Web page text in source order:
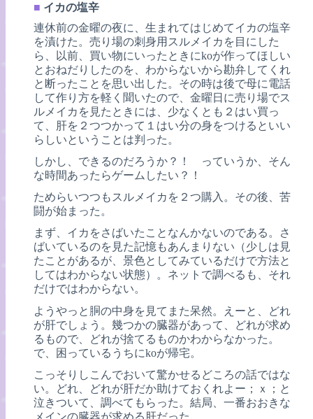
■ イカの塩辛
連休前の金曜の夜に、生まれてはじめてイカの塩辛
を漬けた。売り場の刺身用スルメイカを目にした
ら、以前、買い物にいったときにkoが作ってほしい
とおねだりしたのを、わからないから勘弁してくれ
と断ったことを思い出した。その時は後で母に電話
して作り方を軽く聞いたので、金曜日に売り場でス
ルメイカを見たときには、少なくとも２はい買っ
て、肝を２つつかって１はい分の身をつけるといい
らしいということは判った。
しかし、できるのだろうか？！ っていうか、そん
な時間あったらゲームしたい？！
ためらいつつもスルメイカを２つ購入。その後、苦
闘が始まった。
まず、イカをさばいたことなんかないのである。さ
ばいているのを見た記憶もあんまりない（少しは見
たことがあるが、景色としてみているだけで方法と
してはわからない状態）。ネットで調べるも、それ
だけではわからない。
ようやっと胴の中身を見てまた呆然。えーと、どれ
が肝でしょう。幾つかの臓器があって、どれが求め
るもので、どれが捨てるものかわからなかった。
で、困っているうちにkoが帰宅。
こっそりしこんでおいて驚かせるどころの話ではな
い。どれ、どれが肝だか助けておくれよー；ｘ；と
泣きついて、調べてもらった。結局、一番おおきな
メインの臓器が求める肝だった。